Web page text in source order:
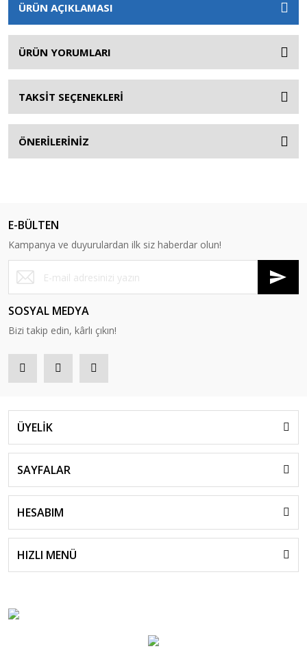
ÜRÜN AÇIKLAMASI
ÜRÜN YORUMLARI
TAKSİT SEÇENEKLERİ
ÖNERİLERİNİZ
E-BÜLTEN
Kampanya ve duyurulardan ilk siz haberdar olun!
SOSYAL MEDYA
Bizi takip edin, kârlı çıkın!
ÜYELİK
SAYFALAR
HESABIM
HIZLI MENÜ